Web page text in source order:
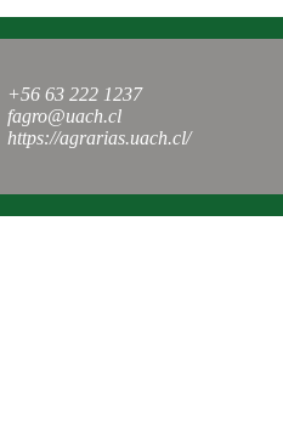
+56 63 222 1237
fagro@uach.cl
https://agrarias.uach.cl/